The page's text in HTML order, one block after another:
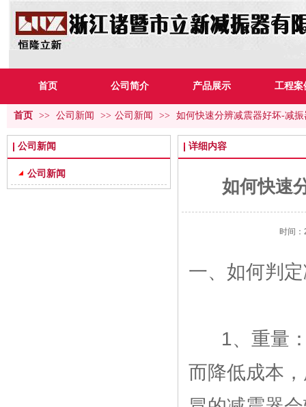
首页 公司简介 产品展示 工程案
首页 >> 公司新闻 >> 公司新闻 >> 如何快速分辨减震器好坏-减
公司新闻
公司新闻
详细内容
如何快速
时间
一、如何判
1、重量：
而降低成本